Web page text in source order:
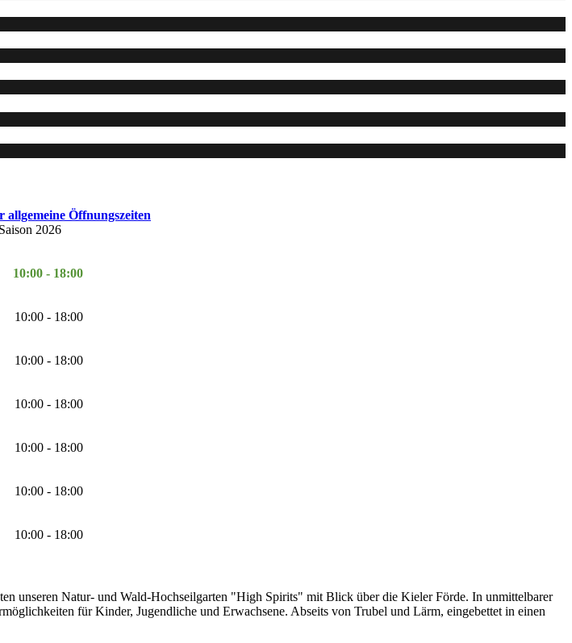
Öffnungszeiten
Saison 2026
10:00 - 18:00
10:00 - 18:00
10:00 - 18:00
10:00 - 18:00
10:00 - 18:00
10:00 - 18:00
10:00 - 18:00
unseren Natur- und Wald-Hochseilgarten "High Spirits" mit Blick über die Kieler Förde. In unmittelbarer
für Kinder, Jugendliche und Erwachsene. Abseits von Trubel und Lärm, eingebettet in einen